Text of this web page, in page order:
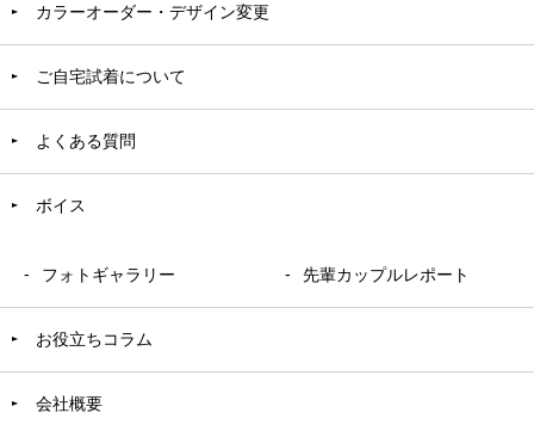
カラーオーダー・デザイン変更
ご自宅試着について
よくある質問
ボイス
フォトギャラリー 先輩カップルレポート
お役立ちコラム
会社概要